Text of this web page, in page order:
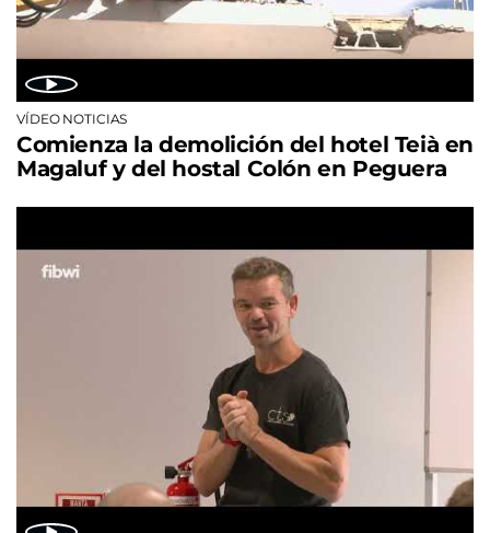
VÍDEO NOTICIAS
Comienza la demolición del hotel Teià en
Magaluf y del hostal Colón en Peguera